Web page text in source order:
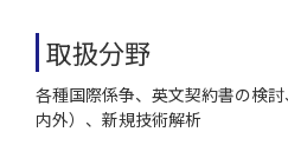
取扱分野
各種国際係争、英文契約書の検討
内外）、新規技術解析